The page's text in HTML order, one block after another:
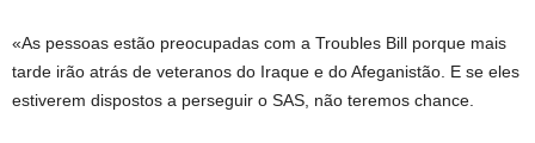
«As pessoas estão preocupadas com a Troubles Bill porque mais
tarde irão atrás de veteranos do Iraque e do Afeganistão. E se eles
estiverem dispostos a perseguir o SAS, não teremos chance.